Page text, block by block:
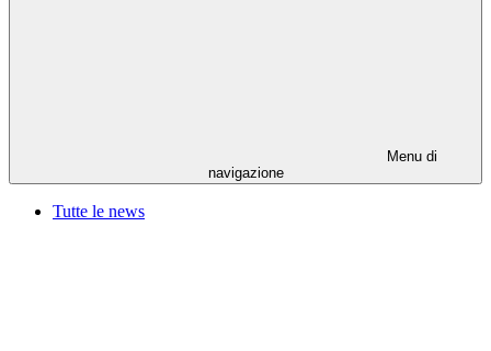
Menu di
navigazione
Tutte le news